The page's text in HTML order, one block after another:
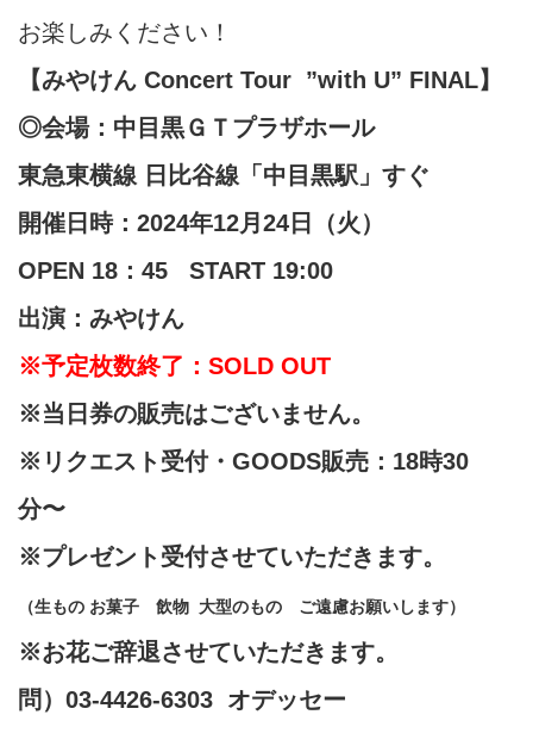
お楽しみください！
【みやけん Concert Tour ”with U” FINAL】
◎会場：中目黒ＧＴプラザホール
東急東横線 日比谷線「中目黒駅」すぐ
開催日時：2024年12月24日（火）
OPEN 18：45
START 19:00
出演：みやけん
※予定枚数終了：SOLD OUT
※当日券の販売はございません。
※リクエスト受付・GOODS販売：18時30
分〜
※プレゼント受付させていただきます。
（生もの お菓子 飲物 大型のもの ご遠慮お願いします）
※お花ご辞退させていただきます。
問）03-4426-6303 オデッセー